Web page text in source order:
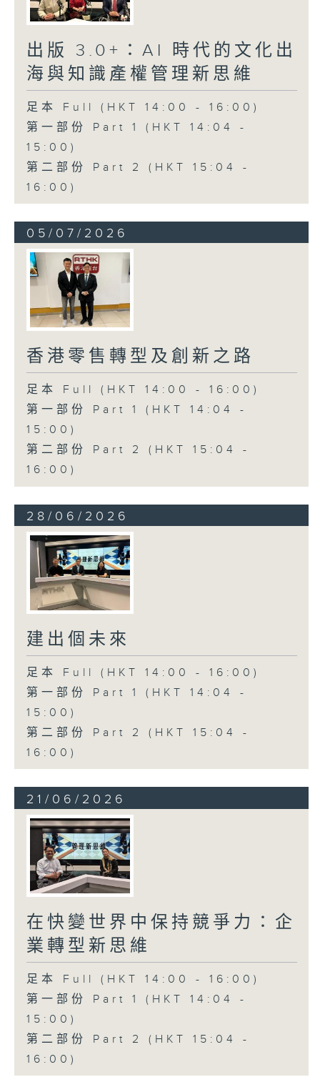
出版 3.0+：AI 時代的文化出
海與知識產權管理新思維
足本 Full (HKT 14:00 - 16:00)
第一部份 Part 1 (HKT 14:04 -
15:00)
第二部份 Part 2 (HKT 15:04 -
16:00)
05/07/2026
香港零售轉型及創新之路
足本 Full (HKT 14:00 - 16:00)
第一部份 Part 1 (HKT 14:04 -
15:00)
第二部份 Part 2 (HKT 15:04 -
16:00)
28/06/2026
建出個未來
足本 Full (HKT 14:00 - 16:00)
第一部份 Part 1 (HKT 14:04 -
15:00)
第二部份 Part 2 (HKT 15:04 -
16:00)
21/06/2026
在快變世界中保持競爭力：企
業轉型新思維
足本 Full (HKT 14:00 - 16:00)
第一部份 Part 1 (HKT 14:04 -
15:00)
第二部份 Part 2 (HKT 15:04 -
16:00)